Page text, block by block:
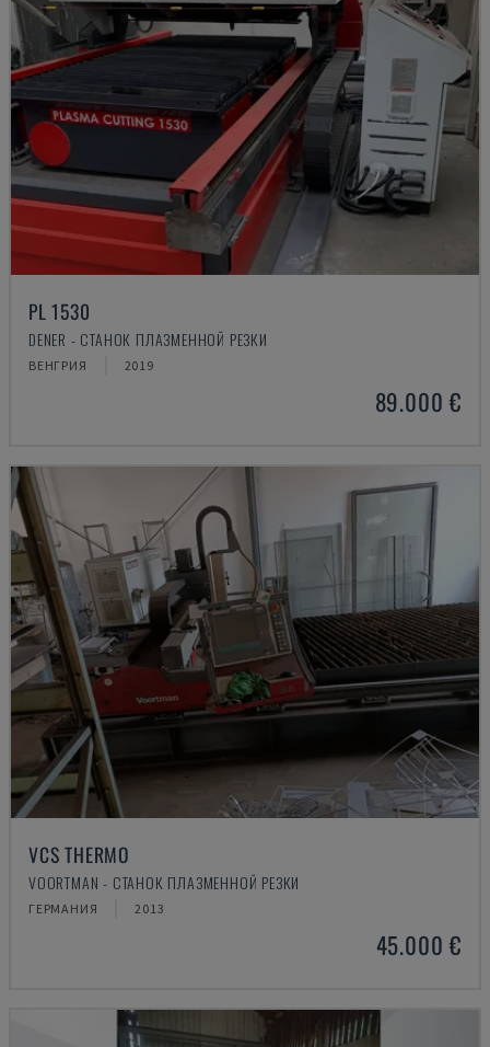
PL 1530
DENER - СТАНОК ПЛАЗМЕННОЙ РЕЗКИ
ВЕНГРИЯ 2019
89.000 €
VCS THERMO
VOORTMAN - СТАНОК ПЛАЗМЕННОЙ РЕЗКИ
ГЕРМАНИЯ 2013
45.000 €